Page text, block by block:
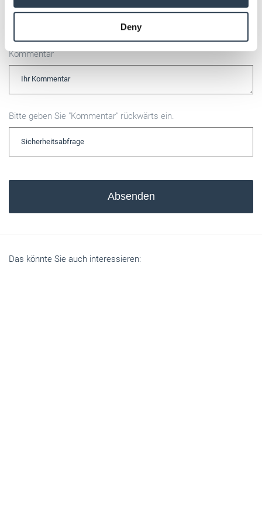
provided to them or that they’ve collected from your use
Weitere Informationen:Impressum Datenschutz
Deny
Kommentar
Bitte geben Sie "Kommentar" rückwärts ein.
Absenden
Das könnte Sie auch interessieren: